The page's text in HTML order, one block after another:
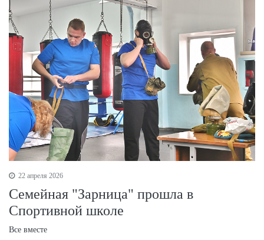
22 апреля 2026
Семейная "Зарница" прошла в
Спортивной школе
Все вместе